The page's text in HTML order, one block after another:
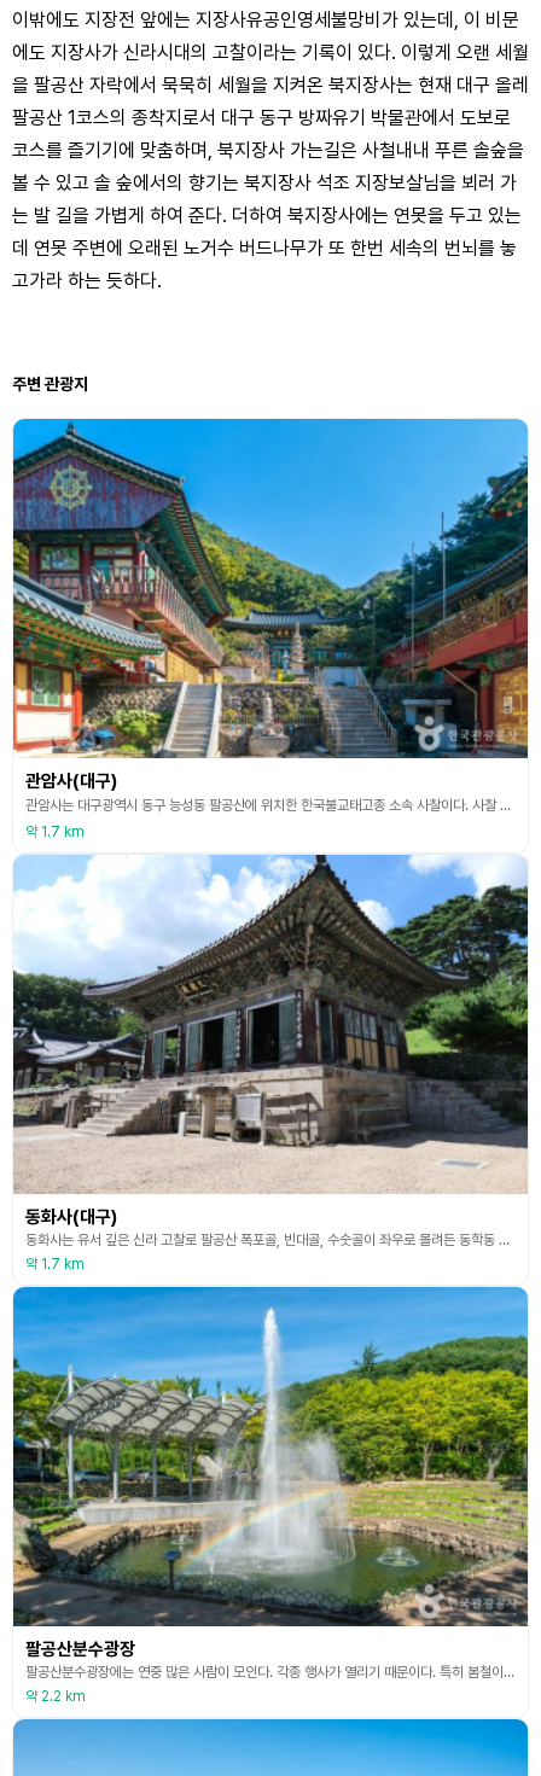
이밖에도 지장전 앞에는 지장사유공인영세불망비가 있는데, 이 비문
에도 지장사가 신라시대의 고찰이라는 기록이 있다. 이렇게 오랜 세월
을 팔공산 자락에서 묵묵히 세월을 지켜온 북지장사는 현재 대구 올레
팔공산 1코스의 종착지로서 대구 동구 방짜유기 박물관에서 도보로
코스를 즐기기에 맞춤하며, 북지장사 가는길은 사철내내 푸른 솔숲을
볼 수 있고 솔 숲에서의 향기는 북지장사 석조 지장보살님을 뵈러 가
는 발 길을 가볍게 하여 준다. 더하여 북지장사에는 연못을 두고 있는
데 연못 주변에 오래된 노거수 버드나무가 또 한번 세속의 번뇌를 놓
고가라 하는 듯하다.
주변 관광지
관암사(대구)
관암사는 대구광역시 동구 능성동 팔공산에 위치한 한국불교태고종 소속 사찰이다. 사찰 명칭은 팔공산 관봉(冠峰)의 석조여래좌상이 있는 갓바위 아래에 자리하여 관암(冠巖)이라 하였다고 한다. 신라시대 창건한 고찰이나, 조선시대의 억불정책으로 폐사가 되어 누가 언제 창건한 것인지 정확히 알 수 없다. 현재 관암사는 태고종 총무원장을 지낸 백암승려가 기도 중 불상을 발견하고 터만 남은 곳에 중생들의 안식처가 되도록 서원(誓願)을 세우고 1962년 3월에 재창건
약 1.7 km
동화사(대구)
동화사는 유서 깊은 신라 고찰로 팔공산 폭포골, 빈대골, 수숫골이 좌우로 몰려든 동학동 골짜기에 자리 잡고 있다. 대한불교 조계종 제9교구 본사이다. 493년(소지왕 15) 극단이 창건하여 유가사라 하였다. 그 뒤 832년(흥덕왕 7) 왕사 심지가 중창하였는데, 그때가 겨울철임에도 절 주위에 오동나무꽃이 만발하였으므로 동화사로 고쳐 불렀다고 한다. 현존하는 당우들은 대부분 영조 때 중창 시에 세워진 건물로서 대웅전을 비롯하여 연경전, 천태각, 영산전,
약 1.7 km
팔공산분수광장
팔공산분수광장에는 연중 많은 사람이 모인다. 각종 행사가 열리기 때문이다. 특히 봄철이면 관광객의 방문이 더욱 잦아진다. 분수 광장이 매년 열리는 팔공산 벚꽃 축제의 중심이기 때문이다. 축제가 열리는 시기에는 팔공산 동화지구 상가번영회의 주최로 홍삼, 흑마늘, 천마, 산삼, 약초 등을 구입할 수 있는 팔도 특산품 직거래 장터가 열린다. 아울러 속초 오징어순대, 아바이순대, 팔공산 미나리전 등 각종 먹거리도 맛볼 수 있다.
약 2.2 km